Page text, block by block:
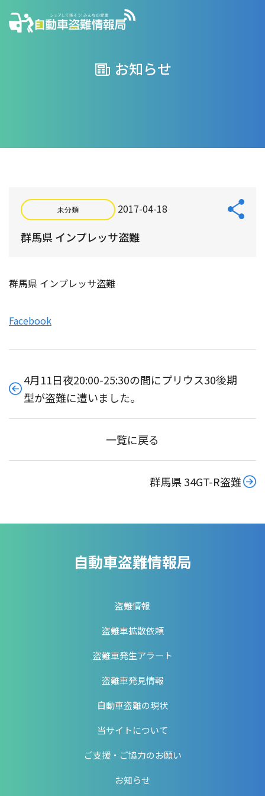
お知らせ
未分類 2017-04-18
群馬県 インプレッサ盗難
群馬県 インプレッサ盗難
Facebook
4月11日夜20:00-25:30の間にプリウス30後期
型が盗難に遭いました。
一覧に戻る
群馬県 34GT-R盗難
自動車盗難情報局
盗難情報
盗難車拡散依頼
盗難車発生アラート
盗難車発見情報
自動車盗難の現状
当サイトについて
ご支援・ご協力のお願い
お知らせ